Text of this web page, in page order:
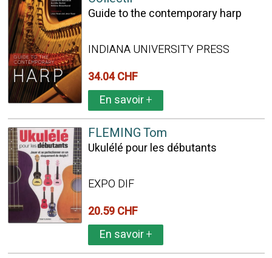
Guide to the contemporary harp
INDIANA UNIVERSITY PRESS
34.04 CHF
En savoir+
FLEMING Tom
Ukulélé pour les débutants
EXPO DIF
20.59 CHF
En savoir+